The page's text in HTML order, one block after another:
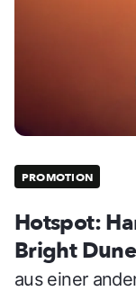
PROMOTION
Hotspot:
Bright
aus einer